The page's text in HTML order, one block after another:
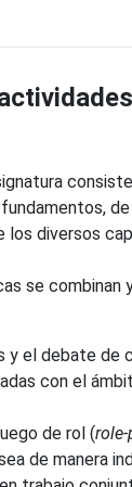
los diversos
se combinan
y el debate de
con el
de rol (
de manera